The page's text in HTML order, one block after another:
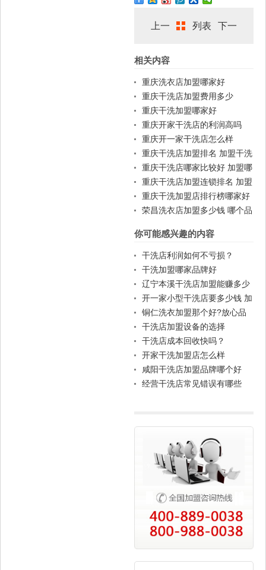
上一
篇
列表 下一
相关内容
重庆洗衣店加盟哪家好
重庆干洗店加盟费用多少
重庆干洗加盟哪家好
重庆开家干洗店的利润高吗
重庆开一家干洗店怎么样
重庆干洗店加盟排名 加盟干洗
店一般费用
重庆干洗店哪家比较好 加盟哪
家好
重庆干洗店加盟连锁排名 加盟
赚钱吗
重庆干洗加盟店排行榜哪家好
荣昌洗衣店加盟多少钱 哪个品
你可能感兴趣的内容
干洗店利润如何不亏损？
干洗加盟哪家品牌好
辽宁本溪干洗店加盟能赚多少
钱？
开一家小型干洗店要多少钱 加
盟好吗
铜仁洗衣加盟那个好?放心品
牌一定有它
干洗店加盟设备的选择
干洗店成本回收快吗？
开家干洗加盟店怎么样
咸阳干洗店加盟品牌哪个好
经营干洗店常见错误有哪些